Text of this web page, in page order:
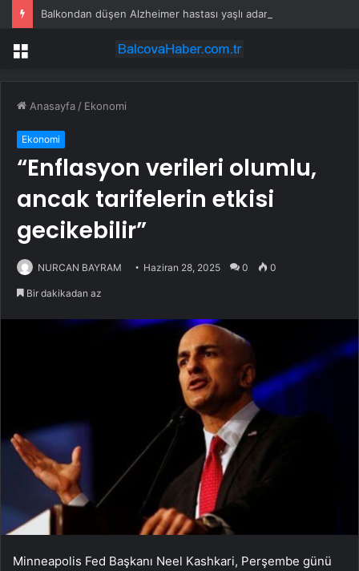
Balkondan düşen Alzheimer hastası yaşlı adam öldü
Menü
Anasayfa / Ekonomi
Ekonomi
“Enflasyon verileri olumlu,
ancak tarifelerin etkisi
gecikebilir”
NURCAN BAYRAM Haziran 28, 2025 0 0
Bir dakikadan az
Minneapolis Fed Başkanı Neel Kashkari, Perşembe günü